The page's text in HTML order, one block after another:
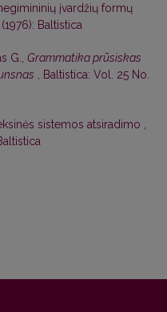
įvardžių formų
Baltistica
G., Grammatika prūsiskas
, Baltistica: Vol. 25 No.
sistemos atsiradimo ,